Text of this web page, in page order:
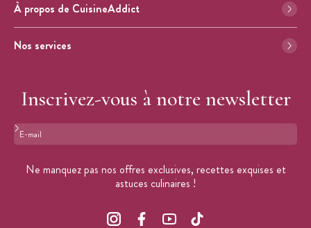
À propos de CuisineAddict
Nos services
Inscrivez-vous à notre newsletter
Format : adresse@email.com
Ne manquez pas nos offres exclusives, recettes exquises et
astuces culinaires !